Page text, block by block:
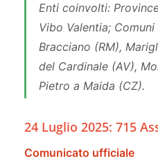
Enti coinvolti:
Vibo Valentia;
Bracciano (RM),
del Cardinale (AV),
Pietro a Maida (CZ).
24 Luglio 2025: 715
Comunicato ufficiale